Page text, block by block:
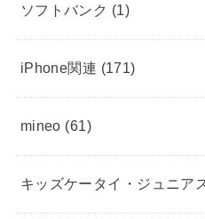
ソフトバンク (1)
iPhone関連 (171)
mineo (61)
キッズケータイ・ジュニア